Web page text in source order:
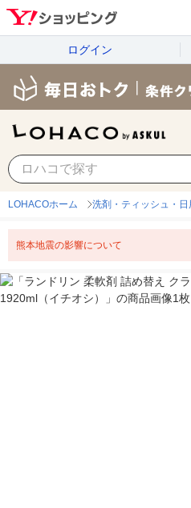
ログイン
LOHACOホーム 洗剤・ティッシュ・日
熊本地震の影響について